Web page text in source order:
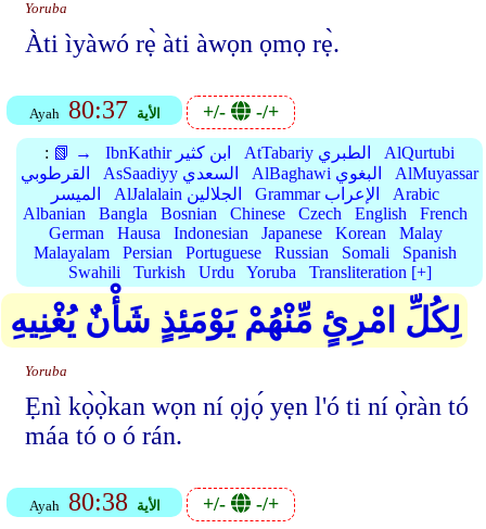
Yoruba
Àti ìyàwó rẹ̀ àti àwọn ọmọ rẹ̀.
Ayah 80:37 الأية +/- -/+
: 📗 → IbnKathir ابن كثير AtTabariy الطبري
AlQurtubi
القرطوبي
AsSaadiyy السعدي AlBaghawi البغوي
AlMuyassar
الميسر
AlJalalain الجلالين Grammar الإعراب
Arabic
Albanian
Bangla Bosnian Chinese Czech English
French
German
Hausa Indonesian Japanese Korean
Malay
Malayalam
Persian Portuguese Russian Somali
Spanish
Swahili
Turkish Urdu Yoruba Transliteration [+]
لِكُلِّ امْرِئٍ مِّنْهُمْ يَوْمَئِذٍ شَأْنٌ يُغْنِيهِ
Yoruba
Ẹnì kọ̀ọ̀kan wọn ní ọjọ́ yẹn l'ó ti ní ọ̀ràn tó
máa tó o ó rán.
Ayah 80:38 الأية +/- -/+